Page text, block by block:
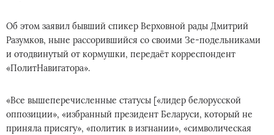
Об этом заявил бывший спикер Верховной рады Дмитрий
Разумков, ныне рассорившийся со своими Зе-подельниками
и отодвинутый от кормушки, передаёт корреспондент
«ПолитНавигатора».
«Все вышеперечисленные статусы [«лидер белорусской
оппозиции», «избранный президент Беларуси, который не
приняла присягу», «политик в изгнании», «символическая